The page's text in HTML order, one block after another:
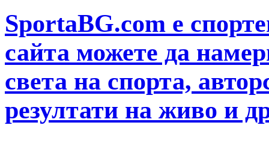
SportaBG.com е
сайта можете да
света на спорта,
резултати на живо и